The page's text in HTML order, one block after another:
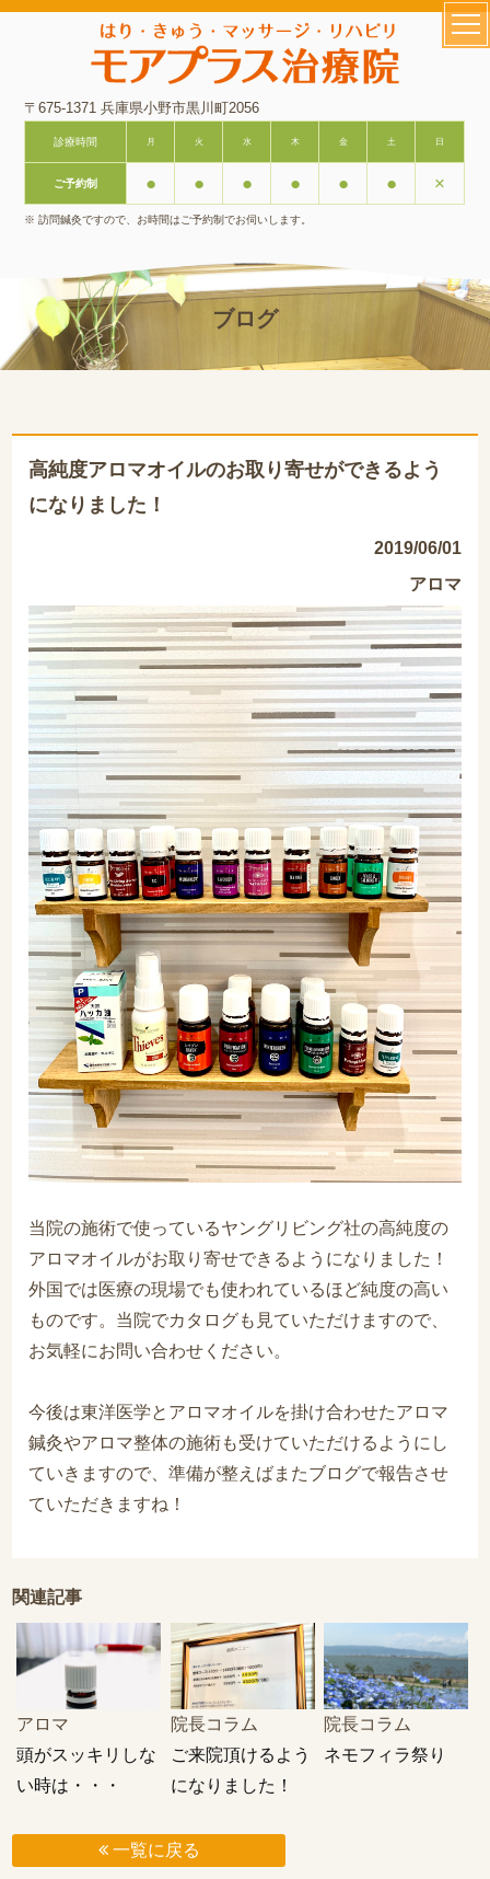
〒675-1371 兵庫県小野市黒川町2056
診療時間 月 火 水 木 金 土 日
ご予約制 ● ● ● ● ● ● ×
※ 訪問鍼灸ですので、お時間はご予約制でお伺いします。
ブログ
高純度アロマオイルのお取り寄せができるよう
になりました！
2019/06/01
アロマ
当院の施術で使っているヤングリビング社の高純度の
アロマオイルがお取り寄せできるようになりました！
外国では医療の現場でも使われているほど純度の高い
ものです。当院でカタログも見ていただけますので、
お気軽にお問い合わせください。
今後は東洋医学とアロマオイルを掛け合わせたアロマ
鍼灸やアロマ整体の施術も受けていただけるようにし
ていきますので、準備が整えばまたブログで報告させ
ていただきますね！
関連記事
アロマ
頭がスッキリしな
い時は・・・
院長コラム
ご来院頂けるよう
になりました！
院長コラム
ネモフィラ祭り
一覧に戻る